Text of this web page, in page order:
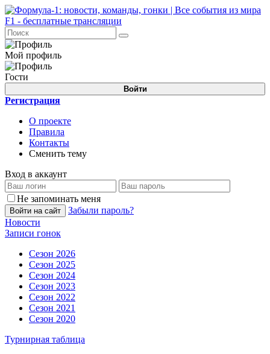
Мой профиль
Гости
Войти
Регистрация
О проекте
Правила
Контакты
Сменить тему
Вход в аккаунт
Не запоминать меня
Войти на сайт
Забыли пароль?
Новости
Записи гонок
Сезон 2026
Сезон 2025
Сезон 2024
Сезон 2023
Сезон 2022
Сезон 2021
Сезон 2020
Турнирная таблица